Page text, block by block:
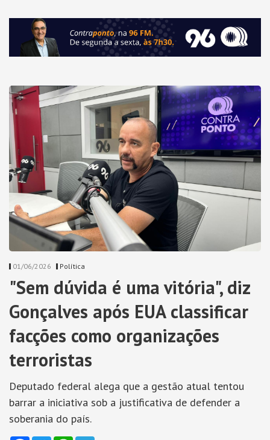
01/06/2026 Política
"Sem dúvida é uma vitória", diz
Gonçalves após EUA classificar
facções como organizações
terroristas
Deputado federal alega que a gestão atual tentou
barrar a iniciativa sob a justificativa de defender a
soberania do país.